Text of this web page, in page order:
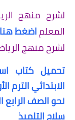
لشرح منهج
المعلماضغط هنا
لشرح منهج
الابتدائي الترم
نحو الصف الرابع
سلاح التلميذ